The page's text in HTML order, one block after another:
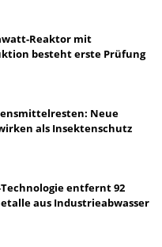
Reaktor mit
besteht erste Prüfung
Neue
als Insektenschutz
entfernt 92
aus Industrieabwasser